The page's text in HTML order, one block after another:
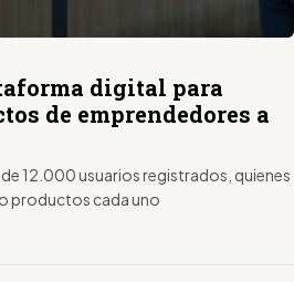
digital para
de emprendedores a
12.000 usuarios registrados, quienes
productos cada uno